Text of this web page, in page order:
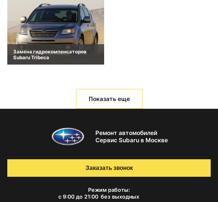
Замена гидрокомпенсаторов
Subaru Tribeca
Показать еще
Ремонт автомобилей
Сервис Subaru в Москве
Режим работы:
с 9:00 до 21:00 без выходных
Заказать звонок